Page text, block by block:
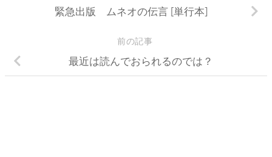
緊急出版 ムネオの伝言 [単行本]
前の記事
最近は読んでおられるのでは？